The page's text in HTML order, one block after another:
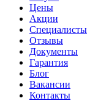
Цены
Акции
Специалисты
Отзывы
Документы
Гарантия
Блог
Вакансии
Контакты